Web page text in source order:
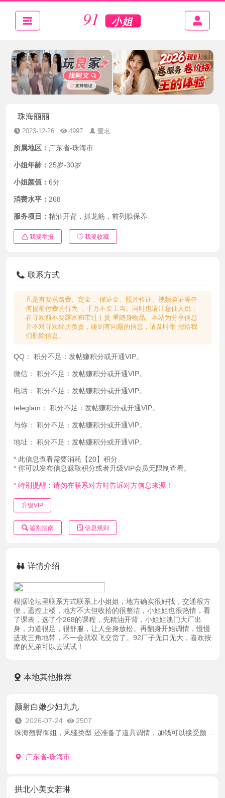
珠海丽丽
2023-12-26 4997 匿名
所属地区： 广东省-珠海市
小姐年龄： 25岁-30岁
小姐颜值： 6分
消费水平： 268
服务项目： 精油开背，抓龙筋，前列腺保养
我要举报 我要收藏
联系方式
凡是有要求路费、定金 、保证金、照片验证、视频验证等任
何提前付费的行为 ，千万不要上当。同时也请注意仙人跳，
在寻欢前不要露富和带过于贵 重随身物品。本站为分享信息
并不对寻欢经历负责，碰到有问题的信息，请及时举 报给我
们删除信息。
QQ： 积分不足：发帖赚积分或开通VIP。
微信： 积分不足：发帖赚积分或开通VIP。
电话： 积分不足：发帖赚积分或开通VIP。
teleglam： 积分不足：发帖赚积分或开通VIP。
与你： 积分不足：发帖赚积分或开通VIP。
地址： 积分不足：发帖赚积分或开通VIP。
* 此信息查看需要消耗【20】积分
* 你可以发布信息赚取积分或者升级VIP会员无限制查看。
* 特别提醒：请勿在联系对方时告诉对方信息来源！
升级VIP
鉴别指南 信息规则
详情介绍
根据论坛里联系方式联系上小姐姐，地方确实很好找，交通很方
便，遥控上楼，地方不大但收拾的很整洁，小姐姐也很热情，看
了课表，选了个268的课程，先精油开背，小姐姐澳门大厂出
身，力道很足，很舒服，让人全身放松。再翻身开始调情，慢慢
进攻三角地带，不一会就双飞交货了。92厂子无口无大，喜欢按
摩的兄弟可以去试试！
本地其他推荐
颜射白嫩少妇九九
2026-07-24
2507
珠海翘臀御姐，风骚类型 还准备了道具调情，加钱可以接受颜 ...
广东省-珠海市
拱北小美女若琳